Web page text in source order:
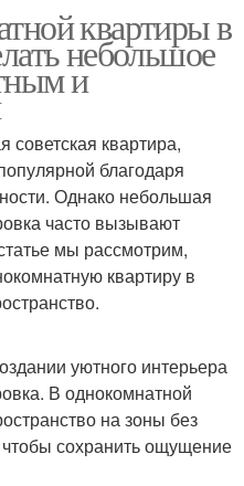
квартиры в
небольшое
и
советская квартира,
благодаря
Однако небольшая
часто вызывают
мы рассмотрим,
квартиру в
уютного интерьера
В однокомнатной
на зоны без
сохранить ощущение